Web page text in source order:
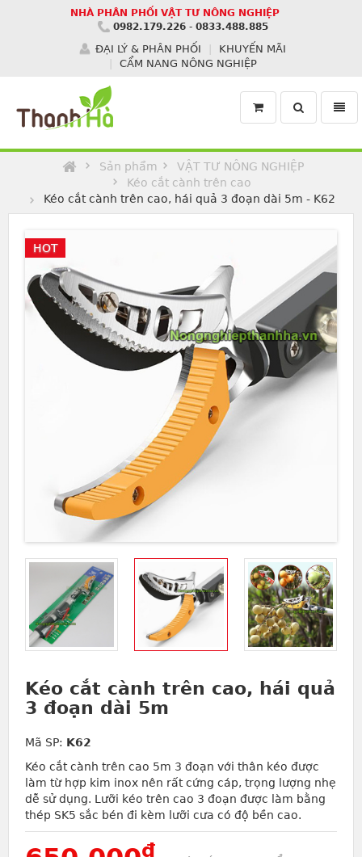
NHÀ PHÂN PHỐI VẬT TƯ NÔNG NGHIỆP
0982.179.226 - 0833.488.885
ĐẠI LÝ & PHÂN PHỐI
KHUYẾN MÃI
CẨM NANG NÔNG NGHIỆP
Toggle
search
Sản phẩm
VẬT TƯ NÔNG NGHIỆP
Kéo cắt cành trên cao
Kéo cắt cành trên cao, hái quả 3 đoạn dài 5m - K62
HOT
Kéo cắt cành trên cao, hái quả
3 đoạn dài 5m
Mã SP: K62
Kéo cắt cành trên cao 5m 3 đoạn với thân kéo được
làm từ hợp kim inox nên rất cứng cáp, trọng lượng nhẹ
dễ sử dụng. Lưỡi kéo trên cao 3 đoạn được làm bằng
thép SK5 sắc bén đi kèm lưỡi cưa có độ bền cao.
đ